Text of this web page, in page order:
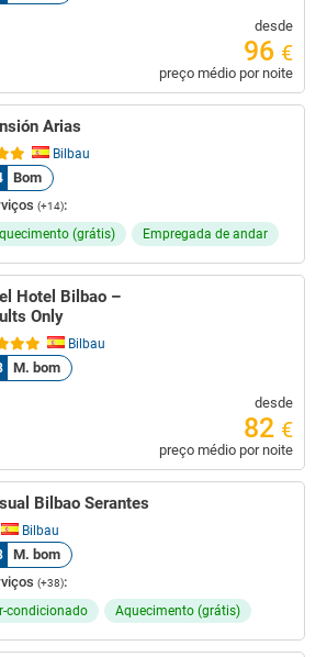
desde
96 €
preço médio por noite
Arias
Bilbau
Bom
(+14):
(grátis) Empregada de andar
Hotel Bilbao –
Only
Bilbau
M. bom
desde
82 €
preço médio por noite
Bilbao Serantes
Bilbau
M. bom
(+38):
condicionado Aquecimento (grátis)